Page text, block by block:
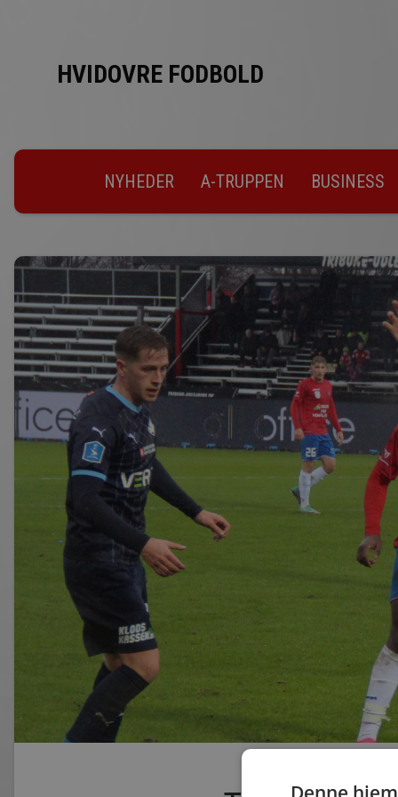
HVIDOVRE FODBOLD
NYHEDER A-TRUPPEN BUSINESS
Denne